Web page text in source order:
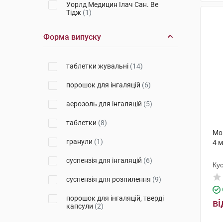
Уорлд Медицин Ілач Сан. Ве
Тідж (1)
Генетік С.П.А.(2)
Гетеро Лабз(1)
Лабораторіо Альдо-Юніон
Фармак(2)
Оріон Корпорейшн
Нортон Хелскеа Лімітед
Польфарма(2)
Юрія-Фарм(1)
Форма випуску
таблетки жувальні (14)
порошок для інгаляцій (6)
аерозоль для інгаляцій (5)
таблетки (8)
гранули (1)
суспензія для інгаляцій (6)
суспензія для розпилення (9)
порошок для інгаляцій, тверді
капсули (2)
4